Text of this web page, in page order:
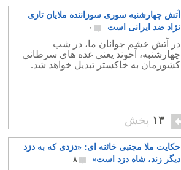
آتش چهارشنبه سوری سوزاننده ملایان تازی
نژاد ضد ایرانی است
۰
در آتش خشم جوانان ما، در شب
چهارشنبه، آخوند یعنی غده های سرطانی
کشورمان به خاکستر تبدیل خواهد شد.
۱۳ پخش
حکایت ملا مجتبی خائنه ای: «دزدی که به دزد
دیگر زند، شاه دزد است»
۸